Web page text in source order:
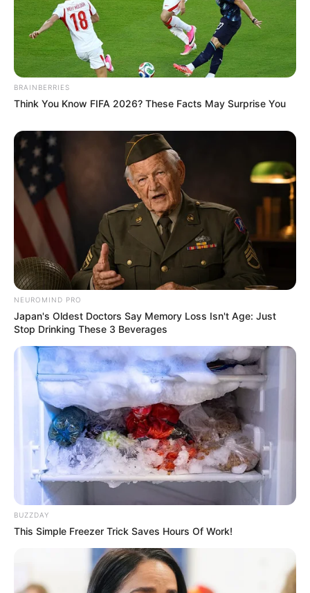
Ausflugsziele und Sehenswürdigkeiten in ganz
Deutschland mit Wandermöglichkeiten:
Unter denschönsten Ausflugsziele und
Sehenswürdigkeiten in Deutschlandwerden lohnende
Berglandschaften,Felsenregionen,Schluchten,
Wässerfälle,romantische FlusstälerundNaturattraktionen
vorgestellt.
Morgen ist Hohes Friedensfest (in Augsburg ein
Erlebnisse buchen und Gutscheine als Geschenk:
BRAINBERRIES
Think You Know FIFA 2026? These Facts May Surprise You
NEUROMIND PRO
Japan's Oldest Doctors Say Memory Loss Isn't Age: Just
Stop Drinking These 3 Beverages
BUZZDAY
This Simple Freezer Trick Saves Hours Of Work!